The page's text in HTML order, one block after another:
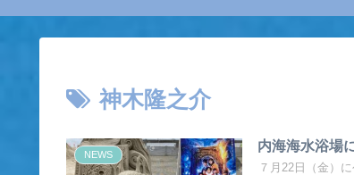
神木隆之介
NEWS
内海海水浴場
７月22日（金）